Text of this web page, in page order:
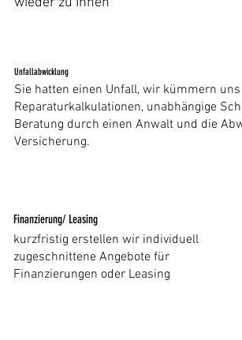
Unfallabwicklung
Sie hatten einen Unfall, wir kümmern
Reparaturkalkulationen, unabhängige
Beratung durch einen Anwalt und die
Versicherung.
Finanzierung/ Leasing
kurzfristig erstellen wir individuell
zugeschnittene Angebote für
Finanzierungen oder Leasing